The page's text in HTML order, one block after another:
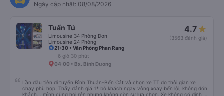
Ngày cập nhật: 08/08/2026
Tuấn Tú
Limousine 34 Phòng Đơn
Limousine 24 Phòng
4.7
(3563 đánh giá)
21:30 • Văn Phòng Phan Rang
6 giờ 30 phút
04:00 • Bx. Bình Dương
Lần đầu tiên đi tuyến Bình Thuận-Bến Cát và chọn xe TT do thời gian xe
chạy phù hợp. Thấy đánh giá 1* bỏ khách ngay vòng xoay bến lội, không đón
khách... mình cũng hơi rén nhưng không còn sự lựa chọn. Xe không có định vị